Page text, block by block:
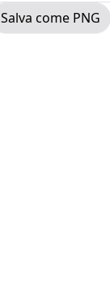
Salva come PNG